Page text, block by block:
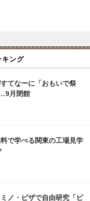
キング
てなーに「おもいで祭
月閉館
料で学べる関東の工場見学
ミノ・ピザで自由研究「ピ